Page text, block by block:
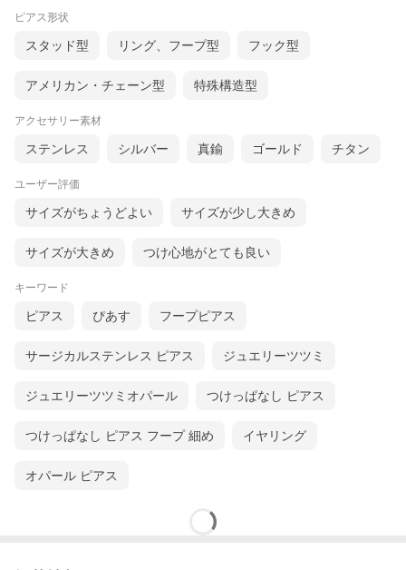
ピアス形状
スタッド型 リング、フープ型 フック型
アメリカン・チェーン型 特殊構造型
アクセサリー素材
ステンレス シルバー 真鍮 ゴールド チタン
ユーザー評価
サイズがちょうどよい サイズが少し大きめ
サイズが大きめ つけ心地がとても良い
キーワード
ピアス ぴあす フープピアス
サージカルステンレス ピアス ジュエリーツツミ
ジュエリーツツミオパール つけっぱなし ピアス
つけっぱなし ピアス フープ 細め イヤリング
オパール ピアス